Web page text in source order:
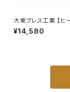
大東プレス工業 【ヒ
サイドミラー/バックミ
¥14,580